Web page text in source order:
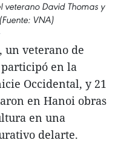
veterano David Thomas y
VNA)
un veterano de
en la
Occidental, y 21
en Hanoi obras
en una
delarte.